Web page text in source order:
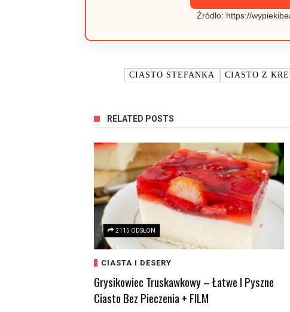
Źródło: https://
CIASTO STEFANKA CIASTO Z
RELATED POSTS
2115 ODSŁON
CIASTA I DESERY
Grysikowiec Truskawkowy – Łatwe I Pyszne
Ciasto Bez Pieczenia + FILM